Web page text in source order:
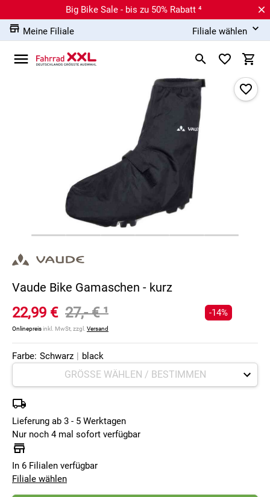
Big Bike Sale - bis zu 50% Rabatt ⁴
Meine Filiale
Filiale wählen
Vaude Bike Gamaschen - kurz
22,99 € 27,- €¹
Onlinepreisinkl. MwSt, zzgl. Versand
-14%
Farbe: Schwarz | black
Lieferung ab 3 - 5 Werktagen
Nur noch 4 mal sofort verfügbar
In 6 Filialen verfügbar
Filiale wählen